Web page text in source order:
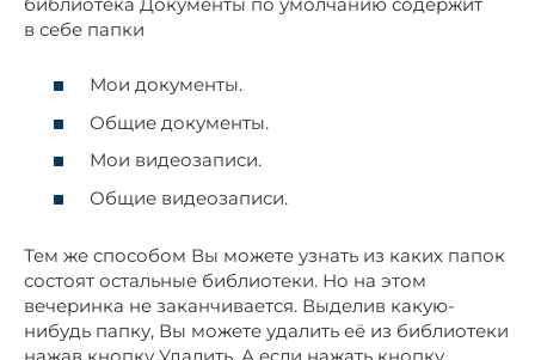
в себе папки
Мои документы.
Общие документы.
Мои видеозаписи.
Общие видеозаписи.
Тем же способом Вы можете узнать из каких папок
состоят остальные библиотеки. Но на этом
вечеринка не заканчивается. Выделив какую-
нибудь папку, Вы можете удалить её из библиотеки